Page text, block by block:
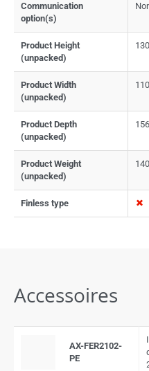
Communication
option(s)
Product Height
(unpacked)
Product Width
(unpacked)
Product Depth
(unpacked)
Product Weight
(unpacked)
Finless type
Accessoires
AX-FER2102-
PE